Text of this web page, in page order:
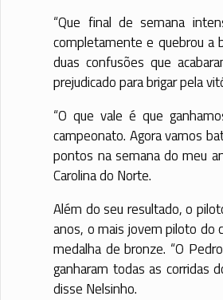
“Que final de semana
completamente e quebrou a
duas confusões que
prejudicado para brigar pela
“O que vale é que
campeonato. Agora vamos
pontos na semana do meu
Carolina do Norte.
Além do seu resultado, o
anos, o mais jovem piloto do
medalha de bronze. “O
ganharam todas as corridas
disse Nelsinho.